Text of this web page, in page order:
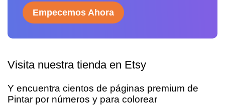
Empecemos Ahora
Visita nuestra tienda en Etsy
Y encuentra cientos de páginas premium de
Pintar por números y para colorear